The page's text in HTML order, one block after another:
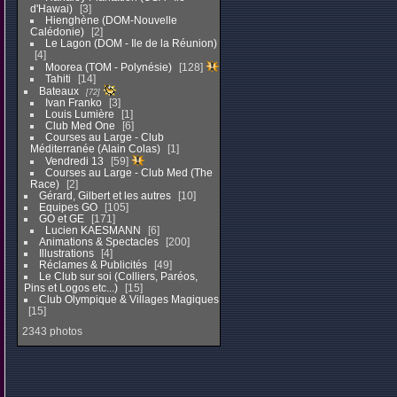
d'Hawai)
3
Hienghène (DOM-Nouvelle
Calédonie)
2
Le Lagon (DOM - Ile de la Réunion)
4
Moorea (TOM - Polynésie)
128
Tahiti
14
Bateaux
72
Ivan Franko
3
Louis Lumière
1
Club Med One
6
Courses au Large - Club
Méditerranée (Alain Colas)
1
Vendredi 13
59
Courses au Large - Club Med (The
Race)
2
Gérard, Gilbert et les autres
10
Equipes GO
105
GO et GE
171
Lucien KAESMANN
6
Animations & Spectacles
200
Illustrations
4
Réclames & Publicités
49
Le Club sur soi (Colliers, Paréos,
Pins et Logos etc...)
15
Club Olympique & Villages Magiques
15
2343 photos